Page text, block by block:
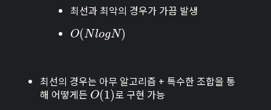
최선과 최악의 경우가 가끔 발생
O(NlogN)
O(NlogN)
최선의 경우는 아무 알고리즘 + 특수한 조합을 통
해 어떻게든 O(1)
O(1) 로 구현 가능